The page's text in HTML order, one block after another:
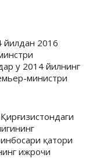
йилдан 2016
у 2014 йилнинг
министри
Қирғизистондаги
қатори
ижрочи